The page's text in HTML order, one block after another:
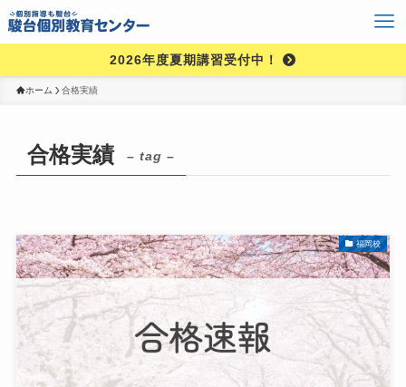
2026年度夏期講習受付中！
ホーム 合格実績
合格実績 – tag –
福岡校